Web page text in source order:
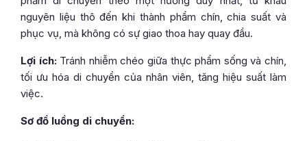
nguyên liệu thô đến khi thành phẩm chín, chia suất và
phục vụ, mà không có sự giao thoa hay quay đầu.
Lợi ích:Tránh nhiễm chéo giữa thực phẩm sống và chín,
tối ưu hóa di chuyển của nhân viên, tăng hiệu suất làm
việc.
Sơ đồ luồng di chuyển: